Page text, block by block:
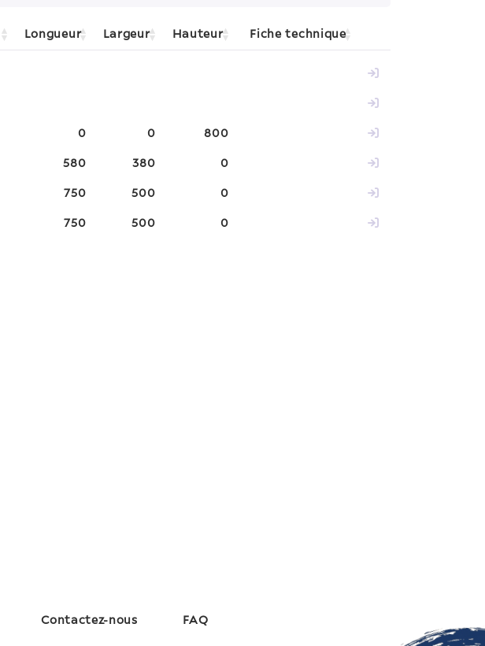
Longueur Largeur Hauteur Fiche technique
0 0 800
580 380 0
750 500 0
750 500 0
Contactez-nous FAQ